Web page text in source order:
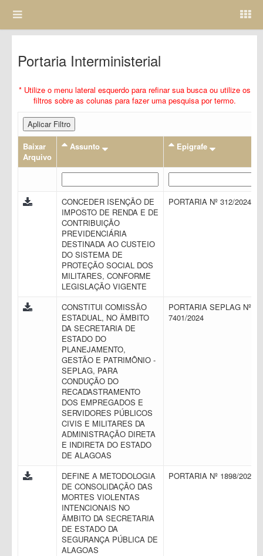
Portaria Interministerial
* Utilize o menu lateral esquerdo para refinar sua busca ou utilize os
filtros sobre as colunas para fazer uma pesquisa por termo.
Aplicar Filtro
Baixar
Arquivo
Assunto Epigrafe
CONCEDER ISENÇÃO DE
IMPOSTO DE RENDA E DE
CONTRIBUIÇÃO
PREVIDENCIÁRIA
DESTINADA AO CUSTEIO
DO SISTEMA DE
PROTEÇÃO SOCIAL DOS
MILITARES, CONFORME
LEGISLAÇÃO VIGENTE
PORTARIA Nº 312/2024
CONSTITUI COMISSÃO
ESTADUAL, NO ÂMBITO
DA SECRETARIA DE
ESTADO DO
PLANEJAMENTO,
GESTÃO E PATRIMÔNIO -
SEPLAG, PARA
CONDUÇÃO DO
RECADASTRAMENTO
DOS EMPREGADOS E
SERVIDORES PÚBLICOS
CIVIS E MILITARES DA
ADMINISTRAÇÃO DIRETA
E INDIRETA DO ESTADO
DE ALAGOAS
PORTARIA SEPLAG Nº
7401/2024
DEFINE A METODOLOGIA
DE CONSOLIDAÇÃO DAS
MORTES VIOLENTAS
INTENCIONAIS NO
ÂMBITO DA SECRETARIA
DE ESTADO DA
SEGURANÇA PÚBLICA DE
ALAGOAS
PORTARIA Nº 1898/2023